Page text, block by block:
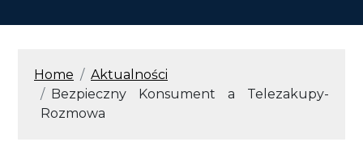
ŚCIEŻKA NAWIGACYJNA
Home
Aktualności
Bezpieczny Konsument a Telezakupy-
Rozmowa